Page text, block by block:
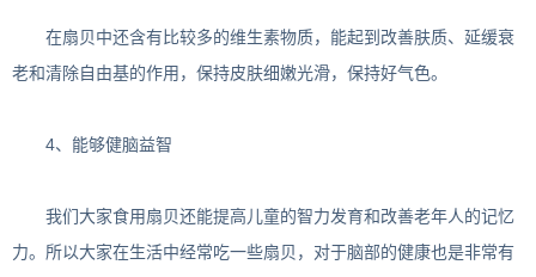
在扇贝中还含有比较多的维生素物质，能起到改善肤质、延缓衰
老和清除自由基的作用，保持皮肤细嫩光滑，保持好气色。
4、能够健脑益智
我们大家食用扇贝还能提高儿童的智力发育和改善老年人的记忆
力。所以大家在生活中经常吃一些扇贝，对于脑部的健康也是非常有